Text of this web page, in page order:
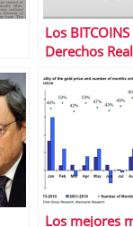
Los
Derechos
Los mejores